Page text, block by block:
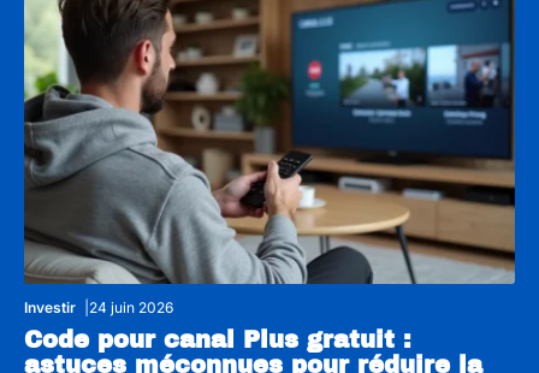
Investir 24 juin 2026
Code pour canal Plus gratuit :
astuces méconnues pour réduire la